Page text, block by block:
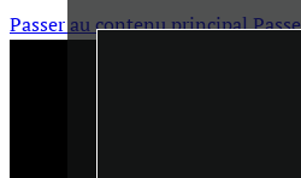
Passer au contenu principal